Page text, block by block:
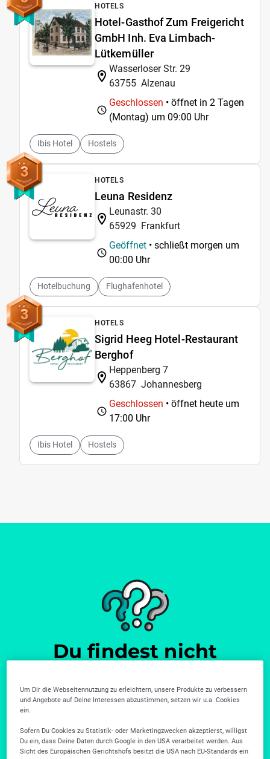
HOTELS
Hotel-Gasthof Zum Freigericht
GmbH Inh. Eva Limbach-
Lütkemüller
Wasserloser Str. 29
63755 Alzenau
Geschlossen • öffnet in 2 Tagen
(Montag) um 09:00 Uhr
Ibis Hotel Hostels
3 HOTELS
Leuna Residenz
Leunastr. 30
65929 Frankfurt
Geöffnet • schließt morgen um
00:00 Uhr
Hotelbuchung Flughafenhotel
3 HOTELS
Sigrid Heeg Hotel-Restaurant
Berghof
Heppenberg 7
63867 Johannesberg
Geschlossen • öffnet heute um
17:00 Uhr
Ibis Hotel Hostels
Du findest nicht
Weitere Unternehmen gibt es in unserer Firmensuche.
Um Dir die Webseitennutzung zu erleichtern, unsere Produkte zu verbessern
und Angebote auf Deine Interessen abzustimmen, setzen wir u.a. Cookies
ein.
Sofern Du Cookies zu Statistik- oder Marketingzwecken akzeptierst, willigst
Du ein, dass Deine Daten durch Google in den USA verarbeitet werden. Aus
Sicht des Europäischen Gerichtshofs besitzt die USA nach EU-Standards ein